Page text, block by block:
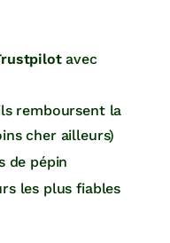
avec
remboursent la
cher ailleurs)
de pépin
les plus fiables